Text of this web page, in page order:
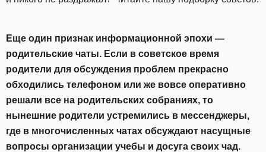
Еще один признак информационной эпохи —
родительские чаты. Если в советское время
родители для обсуждения проблем прекрасно
обходились телефоном или же вовсе оперативно
решали все на родительских собраниях, то
нынешние родители устремились в мессенджеры,
где в многочисленных чатах обсуждают насущные
вопросы организации учебы и досуга своих чад.